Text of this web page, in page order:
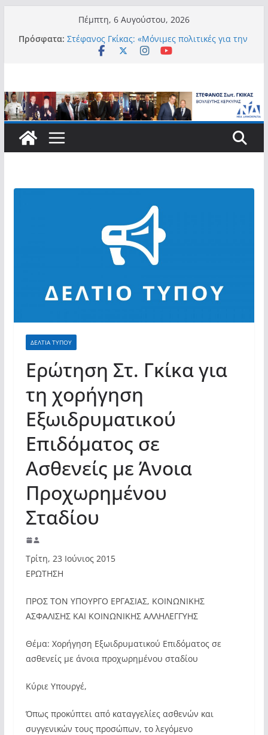
περιεχόμενο
Πέμπτη, 6 Αυγούστου, 2026
Πρόσφατα: Στέφανος Γκίκας: «Μόνιμες πολιτικές για την
αυτονομία, την αξιοπρέπεια και την ισότιμη
Στέφανος Γκίκας:
Στέφανος Γκίκας: «Η πρωτοβουλία “Smart
Island – Gov Access Booth” ενισχύει την
ισότιμη πρόσβαση των νησιωτών μας στις
Τμήματα της Κέρκυρας για τις σπουδές
Στέφανος Γκίκας: «Οι νέες προκλήσεις, όπως
η τεχνητή νοημοσύνη, η κλιματική κρίση, η
στεγαστική πίεση και η ανάγκη προστασίας
των επόμενων γενεών, επιβάλλουν
απαντήσεις»
ΔΕΛΤΙΑ ΤΥΠΟΥ
Ερώτηση Στ. Γκίκα για
τη χορήγηση
Εξωιδρυματικού
Επιδόματος σε
Ασθενείς με Άνοια
Προχωρημένου
Σταδίου
Τρίτη, 23 Ιούνιος 2015
ΕΡΩΤΗΣΗ
ΠΡΟΣ ΤΟΝ ΥΠΟΥΡΓΟ ΕΡΓΑΣΙΑΣ, ΚΟΙΝΩΝΙΚΗΣ
ΑΣΦΑΛΙΣΗΣ ΚΑΙ ΚΟΙΝΩΝΙΚΗΣ ΑΛΛΗΛΕΓΓΥΗΣ
Θέμα: Χορήγηση Εξωιδρυματικού Επιδόματος σε
ασθενείς με άνοια προχωρημένου σταδίου
Κύριε Υπουργέ,
Όπως προκύπτει από καταγγελίες ασθενών και
συγγενικών τους προσώπων, το λεγόμενο